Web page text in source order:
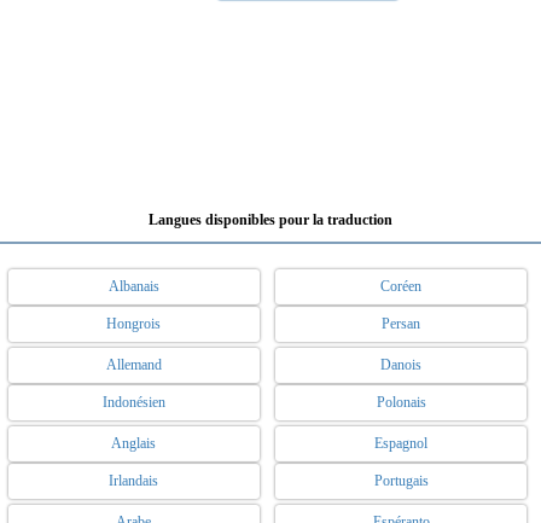
Langues disponibles pour la traduction
Albanais Coréen
Hongrois Persan
Allemand Danois
Indonésien Polonais
Anglais Espagnol
Irlandais Portugais